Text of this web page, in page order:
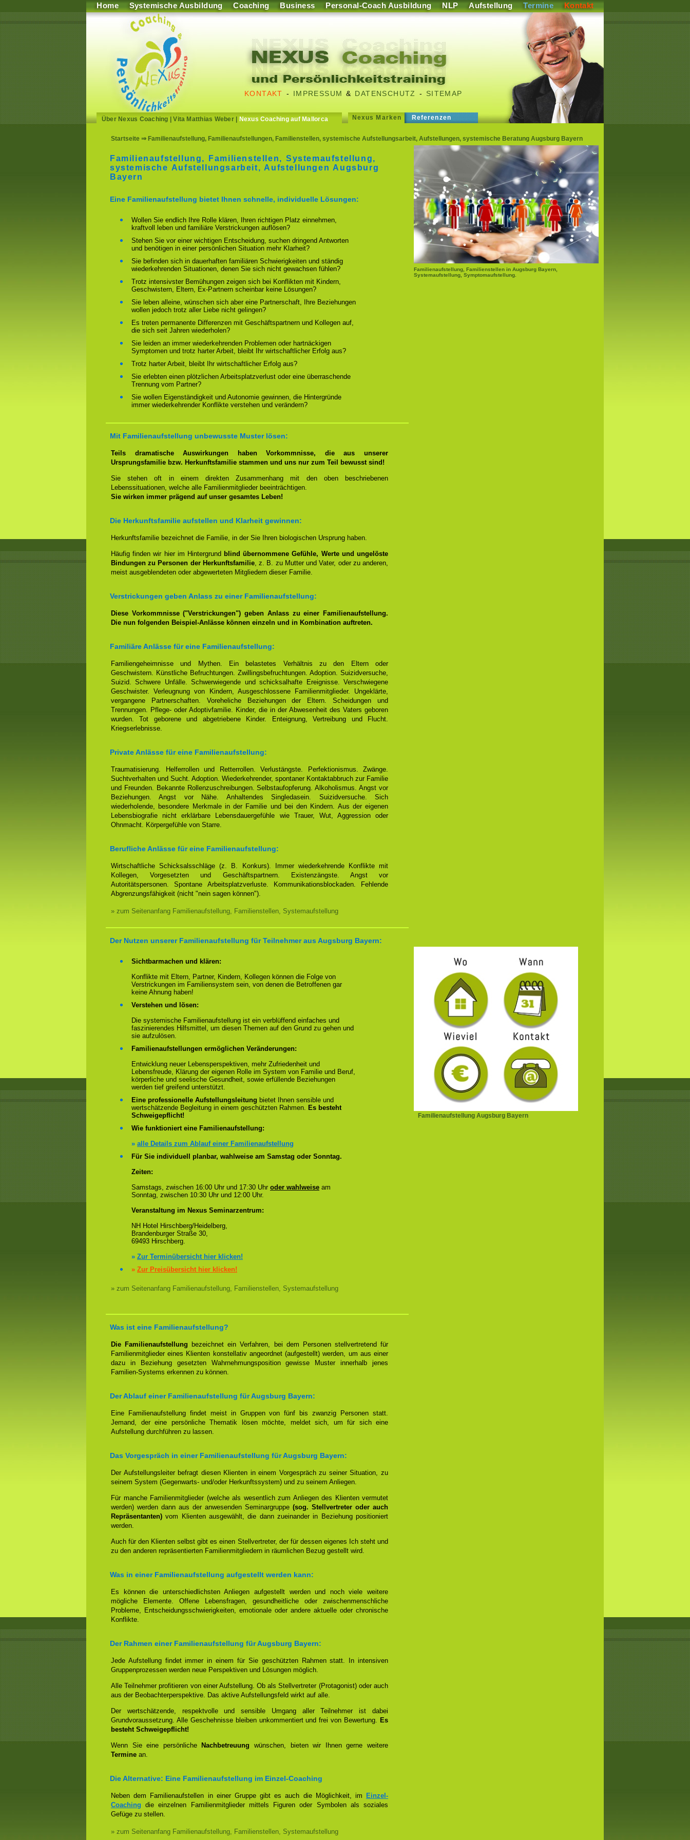
Home Systemische Ausbildung Coaching Business Personal-Coach Ausbildung NLP Aufstellung Termine Kontakt
KONTAKT - IMPRESSUM & DATENSCHUTZ - SITEMAP
Über Nexus Coaching |Vita Matthias Weber| Nexus Coaching auf Mallorca Nexus Marken Referenzen
Startseite ⇒ Familienaufstellung, Familienaufstellungen, Familienstellen, systemische Aufstellungsarbeit, Aufstellungen, systemische Beratung Augsburg Bayern
Familienaufstellung, Familienstellen in Augsburg Bayern,
Systemaufstellung, Symptomaufstellung.
Familienaufstellung, Familienstellen, Systemaufstellung,
systemische Aufstellungsarbeit, Aufstellungen Augsburg
Bayern
Eine Familienaufstellung bietet Ihnen schnelle, individuelle Lösungen:
Wollen Sie endlich Ihre Rolle klären, Ihren richtigen Platz einnehmen,
kraftvoll leben und familiäre Verstrickungen auflösen?
Stehen Sie vor einer wichtigen Entscheidung, suchen dringend Antworten
und benötigen in einer persönlichen Situation mehr Klarheit?
Sie befinden sich in dauerhaften familiären Schwierigkeiten und ständig
wiederkehrenden Situationen, denen Sie sich nicht gewachsen fühlen?
Trotz intensivster Bemühungen zeigen sich bei Konflikten mit Kindern,
Geschwistern, Eltern, Ex-Partnern scheinbar keine Lösungen?
Sie leben alleine, wünschen sich aber eine Partnerschaft, Ihre Beziehungen
wollen jedoch trotz aller Liebe nicht gelingen?
Es treten permanente Differenzen mit Geschäftspartnern und Kollegen auf,
die sich seit Jahren wiederholen?
Sie leiden an immer wiederkehrenden Problemen oder hartnäckigen
Symptomen und trotz harter Arbeit, bleibt Ihr wirtschaftlicher Erfolg aus?
Trotz harter Arbeit, bleibt Ihr wirtschaftlicher Erfolg aus?
Sie erlebten einen plötzlichen Arbeitsplatzverlust oder eine überraschende
Trennung vom Partner?
Sie wollen Eigenständigkeit und Autonomie gewinnen, die Hintergründe
immer wiederkehrender Konflikte verstehen und verändern?
Mit Familienaufstellung unbewusste Muster lösen:
Teils dramatische Auswirkungen haben Vorkommnisse, die aus unserer
Ursprungsfamilie bzw. Herkunftsfamilie stammen und uns nur zum Teil bewusst sind!
Sie stehen oft in einem direkten Zusammenhang mit den oben beschriebenen
Lebenssituationen, welche alle Familienmitglieder beeinträchtigen.
Sie wirken immer prägend auf unser gesamtes Leben!
Die Herkunftsfamilie aufstellen und Klarheit gewinnen:
Herkunftsfamilie bezeichnet die Familie, in der Sie Ihren biologischen Ursprung haben.
Häufig finden wir hier im Hintergrund blind übernommene Gefühle, Werte und ungelöste
Bindungen zu Personen der Herkunftsfamilie, z. B. zu Mutter und Vater, oder zu anderen,
meist ausgeblendeten oder abgewerteten Mitgliedern dieser Familie.
Verstrickungen geben Anlass zu einer Familienaufstellung:
Diese Vorkommnisse ("Verstrickungen") geben Anlass zu einer Familienaufstellung.
Die nun folgenden Beispiel-Anlässe können einzeln und in Kombination auftreten.
Familiäre Anlässe für eine Familienaufstellung:
Familiengeheimnisse und Mythen. Ein belastetes Verhältnis zu den Eltern oder
Geschwistern. Künstliche Befruchtungen. Zwillingsbefruchtungen. Adoption. Suizidversuche,
Suizid. Schwere Unfälle. Schwerwiegende und schicksalhafte Ereignisse. Verschwiegene
Geschwister. Verleugnung von Kindern, Ausgeschlossene Familienmitglieder. Ungeklärte,
vergangene Partnerschaften. Voreheliche Beziehungen der Eltern. Scheidungen und
Trennungen. Pflege- oder Adoptivfamilie. Kinder, die in der Abwesenheit des Vaters geboren
wurden. Tot geborene und abgetriebene Kinder. Enteignung, Vertreibung und Flucht.
Kriegserlebnisse.
Private Anlässe für eine Familienaufstellung:
Traumatisierung. Helferrollen und Retterrollen. Verlustängste. Perfektionismus. Zwänge.
Suchtverhalten und Sucht. Adoption. Wiederkehrender, spontaner Kontaktabbruch zur Familie
und Freunden. Bekannte Rollenzuschreibungen. Selbstaufopferung. Alkoholismus. Angst vor
Beziehungen. Angst vor Nähe. Anhaltendes Singledasein. Suizidversuche. Sich
wiederholende, besondere Merkmale in der Familie und bei den Kindern. Aus der eigenen
Lebensbiografie nicht erklärbare Lebensdauergefühle wie Trauer, Wut, Aggression oder
Ohnmacht. Körpergefühle von Starre.
Berufliche Anlässe für eine Familienaufstellung:
Wirtschaftliche Schicksalsschläge (z. B. Konkurs). Immer wiederkehrende Konflikte mit
Kollegen, Vorgesetzten und Geschäftspartnern. Existenzängste. Angst vor
Autoritätspersonen. Spontane Arbeitsplatzverluste. Kommunikationsblockaden. Fehlende
Abgrenzungsfähigkeit (nicht "nein sagen können").
» zum Seitenanfang Familienaufstellung, Familienstellen, Systemaufstellung
Der Nutzen unserer Familienaufstellung für Teilnehmer aus Augsburg Bayern:
Familienaufstellung Augsburg Bayern
Sichtbarmachen und klären:
Konflikte mit Eltern, Partner, Kindern, Kollegen können die Folge von
Verstrickungen im Familiensystem sein, von denen die Betroffenen gar
keine Ahnung haben!
Verstehen und lösen:
Die systemische Familienaufstellung ist ein verblüffend einfaches und
faszinierendes Hilfsmittel, um diesen Themen auf den Grund zu gehen und
sie aufzulösen.
Familienaufstellungen ermöglichen Veränderungen:
Entwicklung neuer Lebensperspektiven, mehr Zufriedenheit und
Lebensfreude, Klärung der eigenen Rolle im System von Familie und Beruf,
körperliche und seelische Gesundheit, sowie erfüllende Beziehungen
werden tief greifend unterstützt.
Eine professionelle Aufstellungsleitung bietet Ihnen sensible und
wertschätzende Begleitung in einem geschützten Rahmen. Es besteht
Schweigepflicht!
Wie funktioniert eine Familienaufstellung:
» alle Details zum Ablauf einer Familienaufstellung
Für Sie individuell planbar, wahlweise am Samstag oder Sonntag.
Zeiten:
Samstags, zwischen 16:00 Uhr und 17:30 Uhr oder wahlweise am
Sonntag, zwischen 10:30 Uhr und 12:00 Uhr.
Veranstaltung im Nexus Seminarzentrum:
NH Hotel Hirschberg/Heidelberg,
Brandenburger Straße 30,
69493 Hirschberg.
» Zur Terminübersicht hier klicken!
» Zur Preisübersicht hier klicken!
» zum Seitenanfang Familienaufstellung, Familienstellen, Systemaufstellung
Was ist eine Familienaufstellung?
Die Familienaufstellung bezeichnet ein Verfahren, bei dem Personen stellvertretend für
Familienmitglieder eines Klienten konstellativ angeordnet (aufgestellt) werden, um aus einer
dazu in Beziehung gesetzten Wahrnehmungsposition gewisse Muster innerhalb jenes
Familien-Systems erkennen zu können.
Der Ablauf einer Familienaufstellung für Augsburg Bayern:
Eine Familienaufstellung findet meist in Gruppen von fünf bis zwanzig Personen statt.
Jemand, der eine persönliche Thematik lösen möchte, meldet sich, um für sich eine
Aufstellung durchführen zu lassen.
Das Vorgespräch in einer Familienaufstellung für Augsburg Bayern:
Der Aufstellungsleiter befragt diesen Klienten in einem Vorgespräch zu seiner Situation, zu
seinem System (Gegenwarts- und/oder Herkunftssystem) und zu seinem Anliegen.
Für manche Familienmitglieder (welche als wesentlich zum Anliegen des Klienten vermutet
werden) werden dann aus der anwesenden Seminargruppe (sog. Stellvertreter oder auch
Repräsentanten) vom Klienten ausgewählt, die dann zueinander in Beziehung positioniert
werden.
Auch für den Klienten selbst gibt es einen Stellvertreter, der für dessen eigenes Ich steht und
zu den anderen repräsentierten Familienmitgliedern in räumlichen Bezug gestellt wird.
Was in einer Familienaufstellung aufgestellt werden kann:
Es können die unterschiedlichsten Anliegen aufgestellt werden und noch viele weitere
mögliche Elemente. Offene Lebensfragen, gesundheitliche oder zwischenmenschliche
Probleme, Entscheidungsschwierigkeiten, emotionale oder andere aktuelle oder chronische
Konflikte.
Der Rahmen einer Familienaufstellung für Augsburg Bayern:
Jede Aufstellung findet immer in einem für Sie geschützten Rahmen statt. In intensiven
Gruppenprozessen werden neue Perspektiven und Lösungen möglich.
Alle Teilnehmer profitieren von einer Aufstellung. Ob als Stellvertreter (Protagonist) oder auch
aus der Beobachterperspektive. Das aktive Aufstellungsfeld wirkt auf alle.
Der wertschätzende, respektvolle und sensible Umgang aller Teilnehmer ist dabei
Grundvoraussetzung. Alle Geschehnisse bleiben unkommentiert und frei von Bewertung. Es
besteht Schweigepflicht!
Wenn Sie eine persönliche Nachbetreuung wünschen, bieten wir Ihnen gerne weitere
Termine an.
Die Alternative: Eine Familienaufstellung im Einzel-Coaching
Neben dem Familienaufstellen in einer Gruppe gibt es auch die Möglichkeit, im
Einzel-
Coaching die einzelnen Familienmitglieder mittels Figuren oder Symbolen als soziales
Gefüge zu stellen.
» zum Seitenanfang Familienaufstellung, Familienstellen, Systemaufstellung